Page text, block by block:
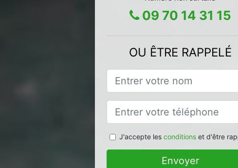
09 70 14 31 15
OU ÊTRE RAPPELÉ
J'accepte les conditionset d'être
Envoyer